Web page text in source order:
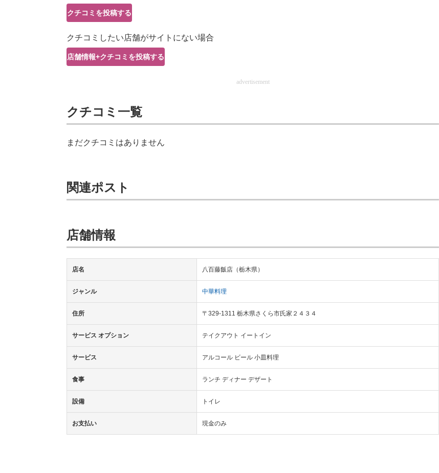
クチコミを投稿する
クチコミしたい店舗がサイトにない場合
店舗情報+クチコミを投稿する
advertisement
クチコミ一覧
まだクチコミはありません
関連ポスト
店舗情報
店名 八百藤飯店（栃木県）
ジャンル 中華料理
住所 〒329-1311 栃木県さくら市氏家２４３４
サービス オプション テイクアウト イートイン
サービス アルコール ビール 小皿料理
食事 ランチ ディナー デザート
設備 トイレ
お支払い 現金のみ